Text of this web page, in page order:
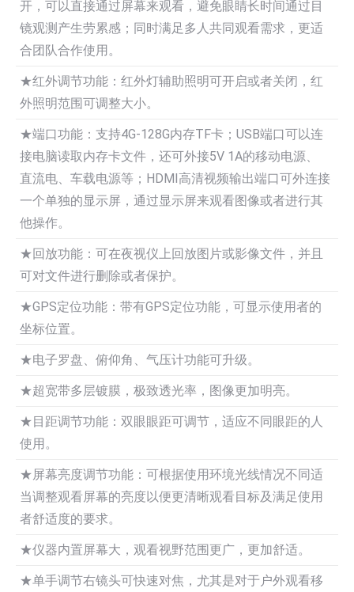
开，可以直接通过屏幕来观看，避免眼睛长时间通过目
镜观测产生劳累感；同时满足多人共同观看需求，更适
合团队合作使用。
★红外调节功能：红外灯辅助照明可开启或者关闭，红
外照明范围可调整大小。
★端口功能：支持4G-128G内存TF卡；USB端口可以连
接电脑读取内存卡文件，还可外接5V 1A的移动电源、
直流电、车载电源等；HDMI高清视频输出端口可外连接
一个单独的显示屏，通过显示屏来观看图像或者进行其
他操作。
★回放功能：可在夜视仪上回放图片或影像文件，并且
可对文件进行删除或者保护。
★GPS定位功能：带有GPS定位功能，可显示使用者的
坐标位置。
★电子罗盘、俯仰角、气压计功能可升级。
★超宽带多层镀膜，极致透光率，图像更加明亮。
★目距调节功能：双眼眼距可调节，适应不同眼距的人
使用。
★屏幕亮度调节功能：可根据使用环境光线情况不同适
当调整观看屏幕的亮度以便更清晰观看目标及满足使用
者舒适度的要求。
★仪器内置屏幕大，观看视野范围更广，更加舒适。
★单手调节右镜头可快速对焦，尤其是对于户外观看移